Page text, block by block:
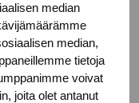
median
median,
tietoja
voivat
joita olet antanut